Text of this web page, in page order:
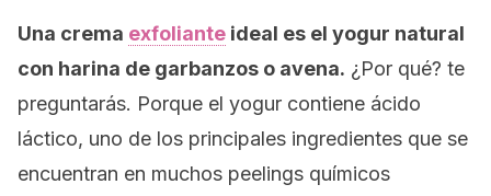
Una crema exfoliante ideal es el yogur natural
con harina de garbanzos o avena. ¿Por qué? te
preguntarás. Porque el yogur contiene ácido
láctico, uno de los principales ingredientes que se
encuentran en muchos peelings químicos